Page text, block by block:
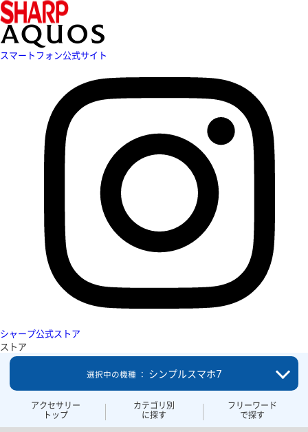
スマートフォン公式サイト
シャープ公式ストア
ストア
アクセサリー
トップ
カテゴリ別
に探す
フリーワード
で探す
選択中の機種 ： シンプルスマホ7